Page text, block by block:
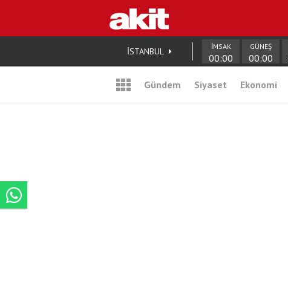
İSTANBUL İMSAK
00:00
GÜNEŞ
00:00
Gündem Siyaset Ekonomi